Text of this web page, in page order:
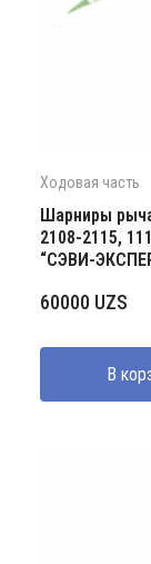
Ходовая часть
Шарниры
2108-2115,
“СЭВИ-
60000 UZS
В